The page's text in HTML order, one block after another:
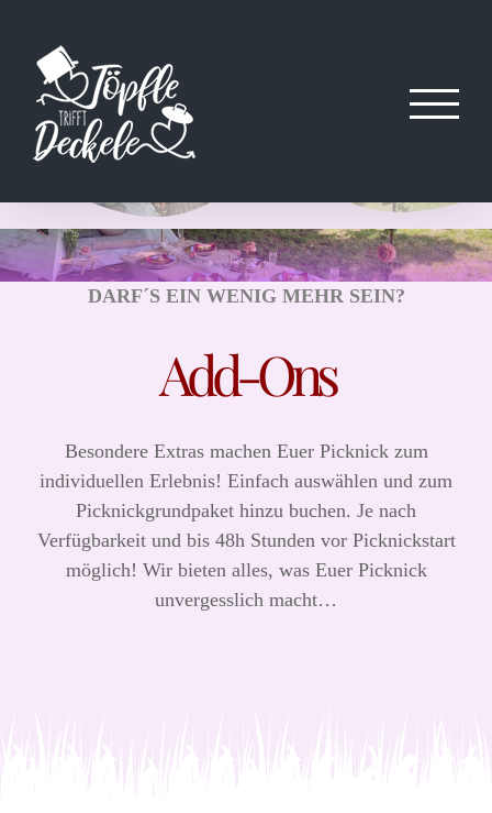
springen
DARF´S EIN WENIG MEHR SEIN?
Add-Ons
Besondere Extras machen Euer Picknick zum
individuellen Erlebnis! Einfach auswählen und zum
Picknickgrundpaket hinzu buchen. Je nach
Verfügbarkeit und bis 48h Stunden vor Picknickstart
möglich! Wir bieten alles, was Euer Picknick
unvergesslich macht…